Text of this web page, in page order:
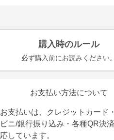
購入時のルール
必ず購入前にお読みください。
お支払い方法について
お支払いは、クレジットカード
ビニ/銀行振り込み・各種QR決
応しています。